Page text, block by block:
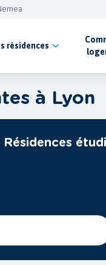
résidences
à Lyon
Résidences